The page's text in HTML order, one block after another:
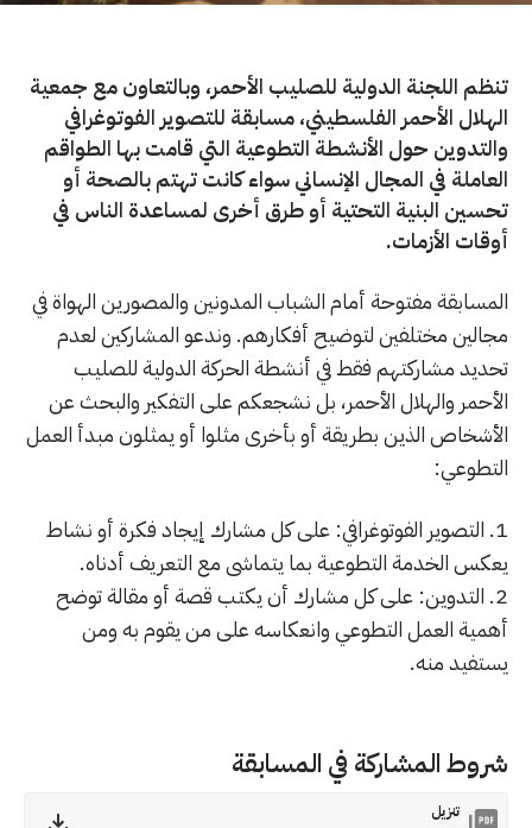
تنظم اللجنة الدولية للصليب الأحمر، وبالتعاون مع جمعية
الهلال الأحمر الفلسطيني، مسابقة للتصوير الفوتوغرافي
والتدوين حول الأنشطة التطوعية التي قامت بها الطواقم
العاملة في المجال الإنساني سواء كانت تهتم بالصحة أو
تحسين البنية التحتية أو طرق أخرى لمساعدة الناس في
أوقات الأزمات.
المسابقة مفتوحة أمام الشباب المدونين والمصورين الهواة في
مجالين مختلفين لتوضيح أفكارهم. وندعو المشاركين لعدم
تحديد مشاركتهم فقط في أنشطة الحركة الدولية للصليب
الأحمر والهلال الأحمر، بل نشجعكم على التفكير والبحث عن
الأشخاص الذين بطريقة أو بأخرى مثلوا أو يمثلون مبدأ العمل
التطوعي:
1. التصوير الفوتوغرافي: على كل مشارك إيجاد فكرة أو نشاط
يعكس الخدمة التطوعية بما يتماشى مع التعريف أدناه.
2. التدوين: على كل مشارك أن يكتب قصة أو مقالة توضح
أهمية العمل التطوعي وانعكاسه على من يقوم به ومن
يستفيد منه.
شروط المشاركة في المسابقة
تنزيل